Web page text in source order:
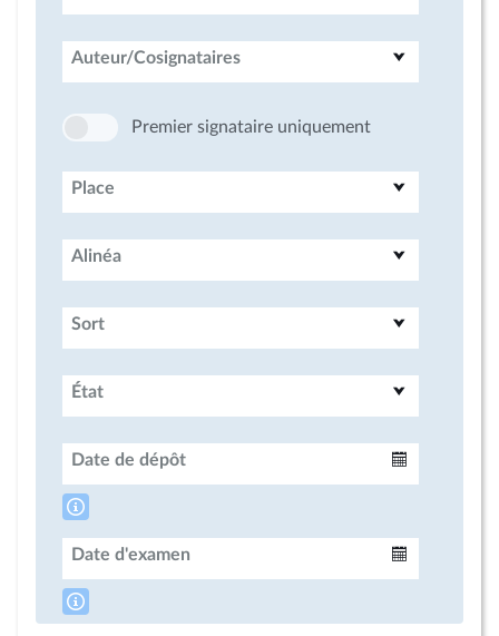
Auteur/Cosignataires
Premier signataire uniquement
Place
Alinéa
Sort
État
Date de dépôt
Date d'examen